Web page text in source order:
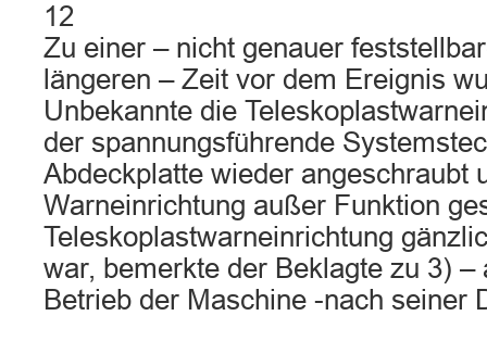
12
Zu einer – nicht genauer
längeren – Zeit vor dem Ereignis
Unbekannte die
der spannungsführende
Abdeckplatte wieder angeschraubt
Warneinrichtung außer Funktion
Teleskoplastwarneinrichtung
war, bemerkte der Beklagte zu 3) –
Betrieb der Maschine -nach seiner